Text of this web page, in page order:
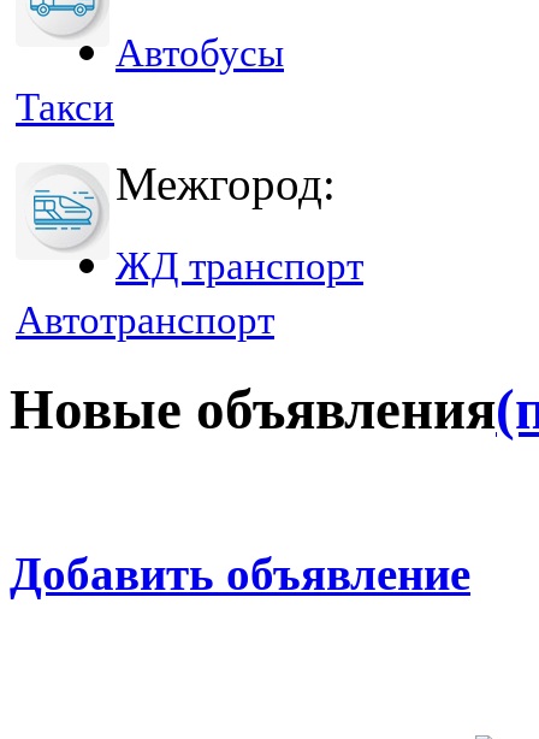
Автобусы
Такси
Межгород:
ЖД транспорт
Автотранспорт
Новые объявления
Добавить объявление